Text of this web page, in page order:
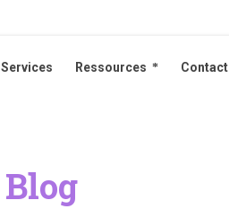
Services Ressources Contact
Blog